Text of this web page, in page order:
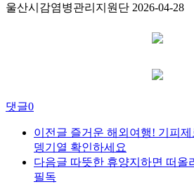
울산시감염병관리지원단 2026-04-28
댓글0
이전글 즐거운 해외여행! 기피
뎅기열 확인하세요
다음글 따뜻한 휴양지하면 떠올
필독